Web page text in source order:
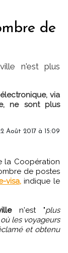
de
n'est plus
via
ne sont plus
Août 2017 à 15:09
de postes
visa,indique le
n'est "plus
les voyageurs
et obtenu